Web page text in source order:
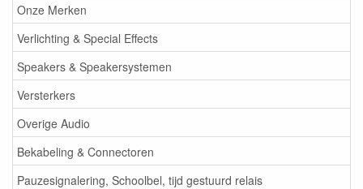
Onze Merken
Verlichting & Special Effects
Speakers & Speakersystemen
Versterkers
Overige Audio
Bekabeling & Connectoren
Pauzesignalering, Schoolbel, tijd gestuurd relais